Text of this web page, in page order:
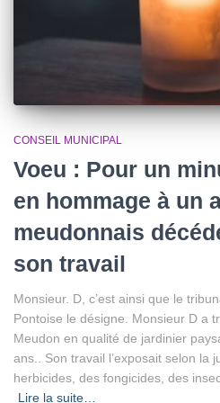
CONSEIL MUNICIPAL
Voeu : Pour un
en hommage à un
meudonnais
son travail
Monsieur. D, c’est ainsi que le
Pontoise le désigne. Monsieur D a
Meudon en qualité de jardinier
ans.. Son travail l’exposait selon la
herbicides, des fongicides, des
Lire la suite…